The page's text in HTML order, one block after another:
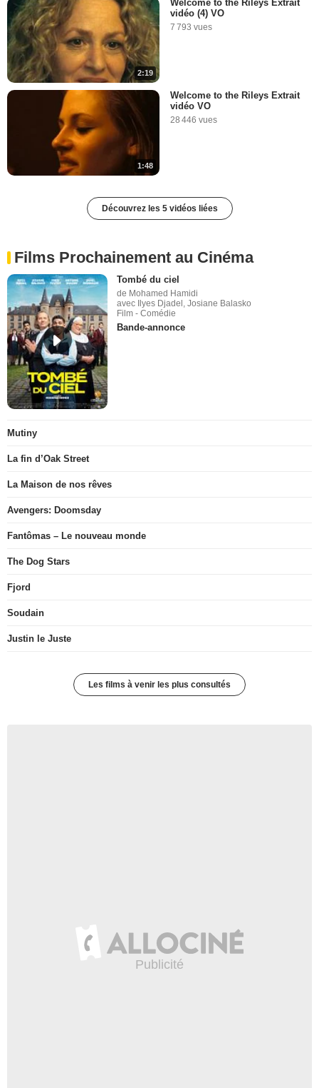
2:19
Welcome to the Rileys Extrait
vidéo (4) VO
7 793 vues
1:48
Welcome to the Rileys Extrait
vidéo VO
28 446 vues
Découvrez les 5 vidéos liées
Films Prochainement au Cinéma
Tombé du ciel
de Mohamed Hamidi
avec Ilyes Djadel, Josiane Balasko
Film - Comédie
Bande-annonce
Mutiny
La fin d’Oak Street
La Maison de nos rêves
Avengers: Doomsday
Fantômas – Le nouveau monde
The Dog Stars
Fjord
Soudain
Justin le Juste
Les films à venir les plus consultés